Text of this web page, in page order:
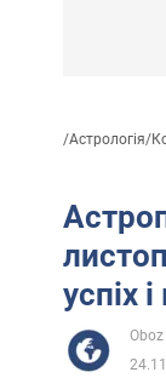
/Астрологія/
успіх
Oboz